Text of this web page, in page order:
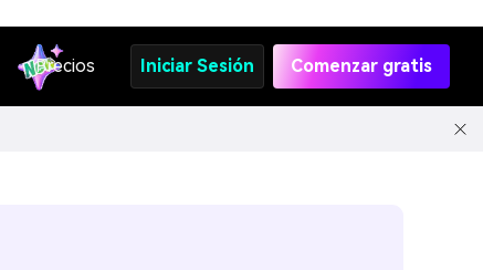
Precios Iniciar Sesión Comenzar gratis